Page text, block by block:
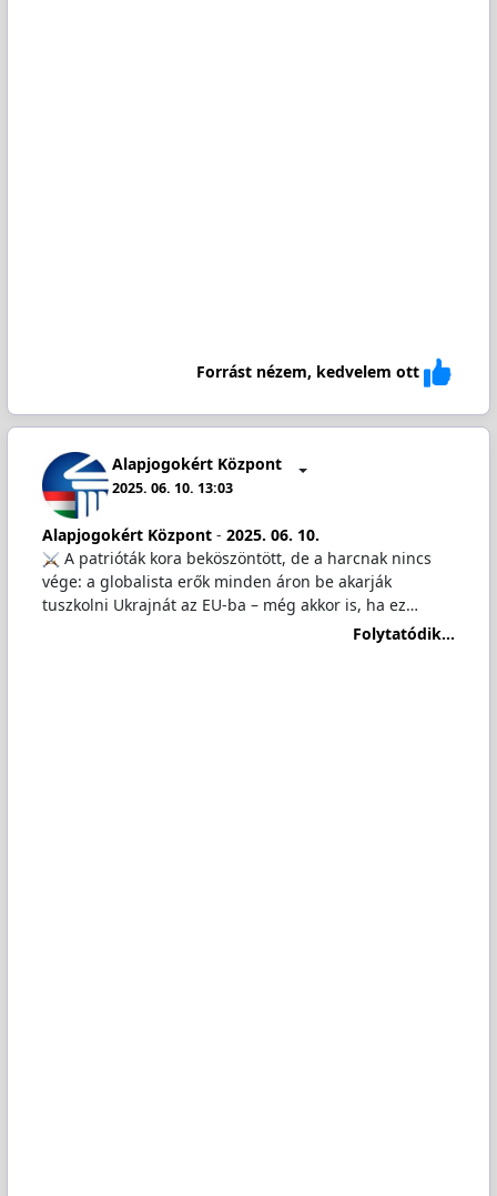
Forrást nézem, kedvelem ott
Alapjogokért Központ
2025. 06. 10. 13:03
Alapjogokért Központ- 2025. 06. 10.
️ A patrióták kora beköszöntött, de a harcnak nincs
vége: a globalista erők minden áron be akarják
tuszkolni Ukrajnát az EU-ba – még akkor is, ha ez…
Folytatódik...